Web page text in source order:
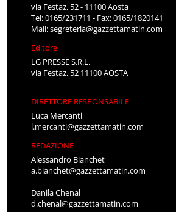
via Festaz, 52 - 11100 Aosta
Tel: 0165/231711 - Fax: 0165/1820141
Mail:segreteria@gazzettamatin.com
Editore
LG PRESSE S.R.L.
via Festaz, 52 11100 AOSTA
DIRETTORE RESPONSABILE
Luca Mercanti
l.mercanti@gazzettamatin.com
REDAZIONE
Alessandro Bianchet
a.bianchet@gazzettamatin.com
Danila Chenal
d.chenal@gazzettamatin.com